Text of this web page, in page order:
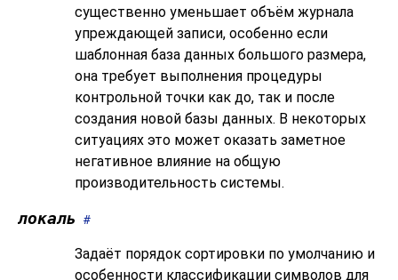
существенно уменьшает объём журнала
упреждающей записи, особенно если
шаблонная база данных большого размера,
она требует выполнения процедуры
контрольной точки как до, так и после
создания новой базы данных. В некоторых
ситуациях это может оказать заметное
негативное влияние на общую
производительность системы.
локаль #
Задаёт порядок сортировки по умолчанию и
особенности классификации символов для